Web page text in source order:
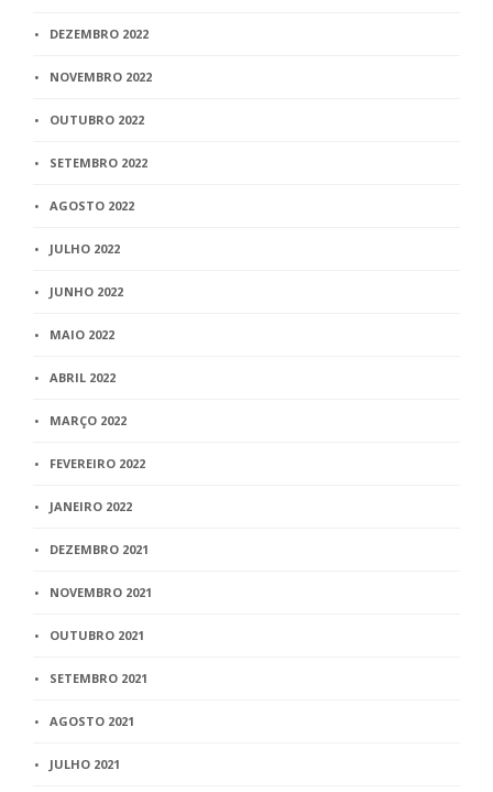
DEZEMBRO 2022
NOVEMBRO 2022
OUTUBRO 2022
SETEMBRO 2022
AGOSTO 2022
JULHO 2022
JUNHO 2022
MAIO 2022
ABRIL 2022
MARÇO 2022
FEVEREIRO 2022
JANEIRO 2022
DEZEMBRO 2021
NOVEMBRO 2021
OUTUBRO 2021
SETEMBRO 2021
AGOSTO 2021
JULHO 2021